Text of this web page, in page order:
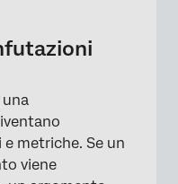
×
metriche. Se un
viene